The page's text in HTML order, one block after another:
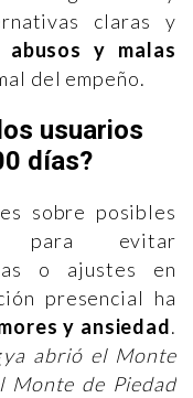
claras y
abusos y malas
del empeño.
usuarios
días?
sobre posibles
para evitar
o ajustes en
presencial ha
y ansiedad.
abrió el Monte
Monte de Piedad